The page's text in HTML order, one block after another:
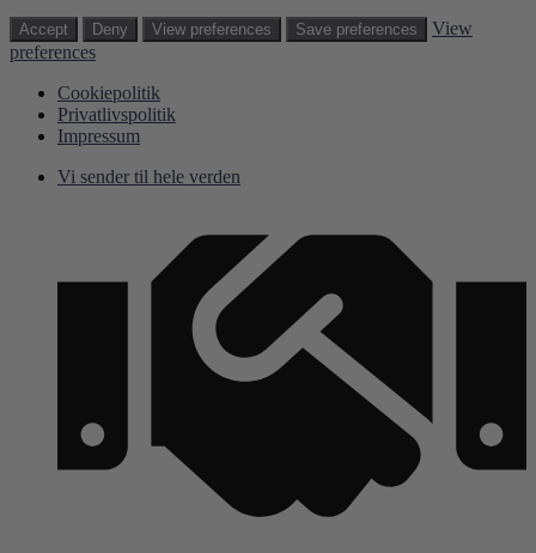
Accept Deny View preferences Save preferences
View
preferences
Cookiepolitik
Privatlivspolitik
Impressum
Hop
Vi sender til hele verden